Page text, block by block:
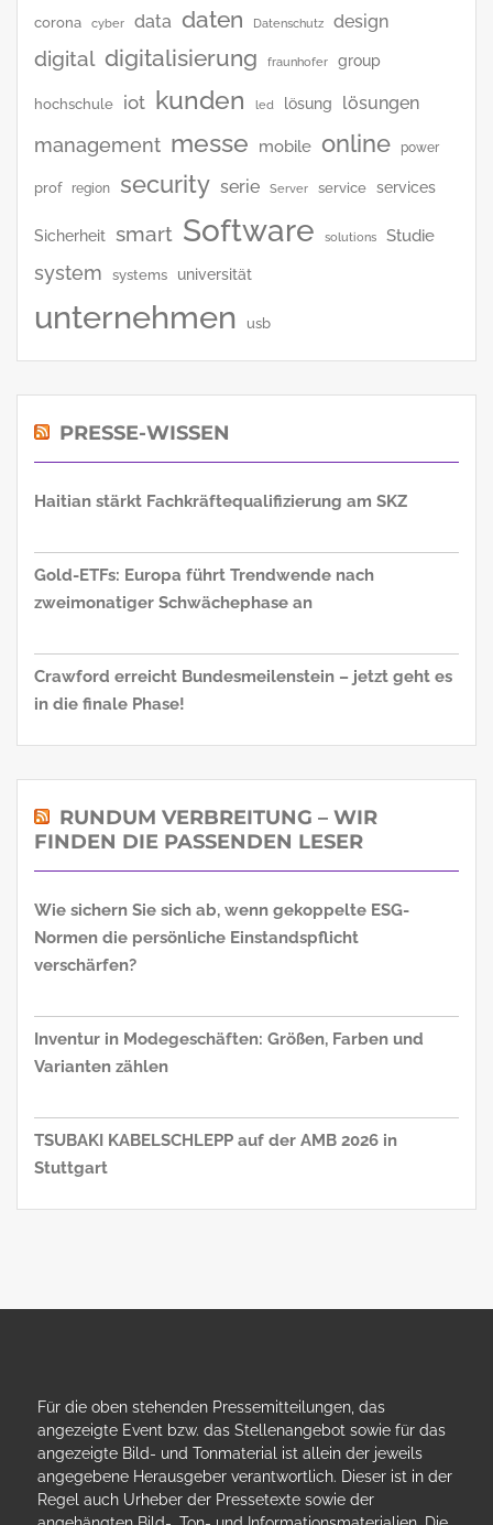
corona cyber data daten Datenschutz design
digital digitalisierung fraunhofer group
hochschule iot kunden led lösung lösungen
management messe mobile online power
prof region security serie Server service services
Sicherheit smart Software solutions Studie
system systems universität
unternehmen usb
PRESSE-WISSEN
Haitian stärkt Fachkräftequalifizierung am SKZ
Gold-ETFs: Europa führt Trendwende nach
zweimonatiger Schwächephase an
Crawford erreicht Bundesmeilenstein – jetzt geht es
in die finale Phase!
RUNDUM VERBREITUNG – WIR
FINDEN DIE PASSENDEN LESER
Wie sichern Sie sich ab, wenn gekoppelte ESG-
Normen die persönliche Einstandspflicht
verschärfen?
Inventur in Modegeschäften: Größen, Farben und
Varianten zählen
TSUBAKI KABELSCHLEPP auf der AMB 2026 in
Stuttgart
Für die oben stehenden Pressemitteilungen, das
angezeigte Event bzw. das Stellenangebot sowie für das
angezeigte Bild- und Tonmaterial ist allein der jeweils
angegebene Herausgeber verantwortlich. Dieser ist in der
Regel auch Urheber der Pressetexte sowie der